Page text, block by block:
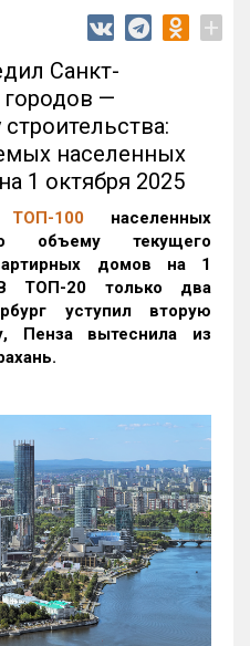
+
Санкт-
городов —
населенных
1 октября 2025
ТОП-100 населенных
объему текущего
домов на 1
ТОП-20 только два
уступил вторую
Пенза вытеснила из